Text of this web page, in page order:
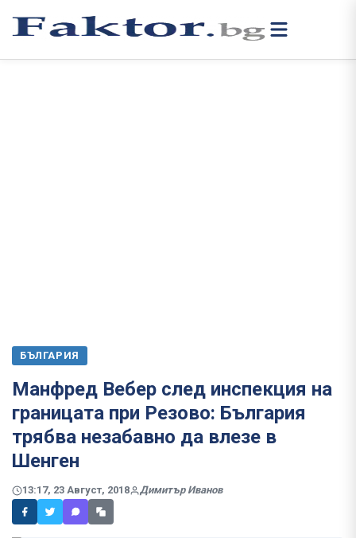
БЪЛГАРИЯ
Манфред Вебер след инспекция на
границата при Резово: България
трябва незабавно да влезе в
Шенген
13:17, 23 Август, 2018 Димитър Иванов